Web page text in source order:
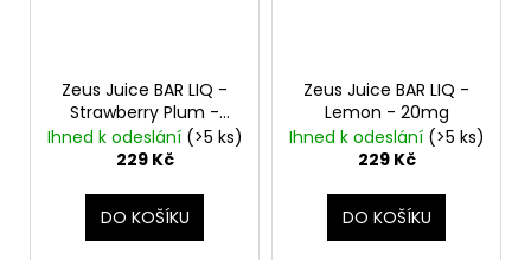
Zeus Juice BAR LIQ -
Strawberry Plum -
20mgJahody se
švestkami
Ihned k odeslání (>5 ks)
229 Kč
DO KOŠÍKU
Zeus Juice BAR LIQ -
Lemon - 20mg
Ihned k odeslání (>5 ks)
229 Kč
DO KOŠÍKU